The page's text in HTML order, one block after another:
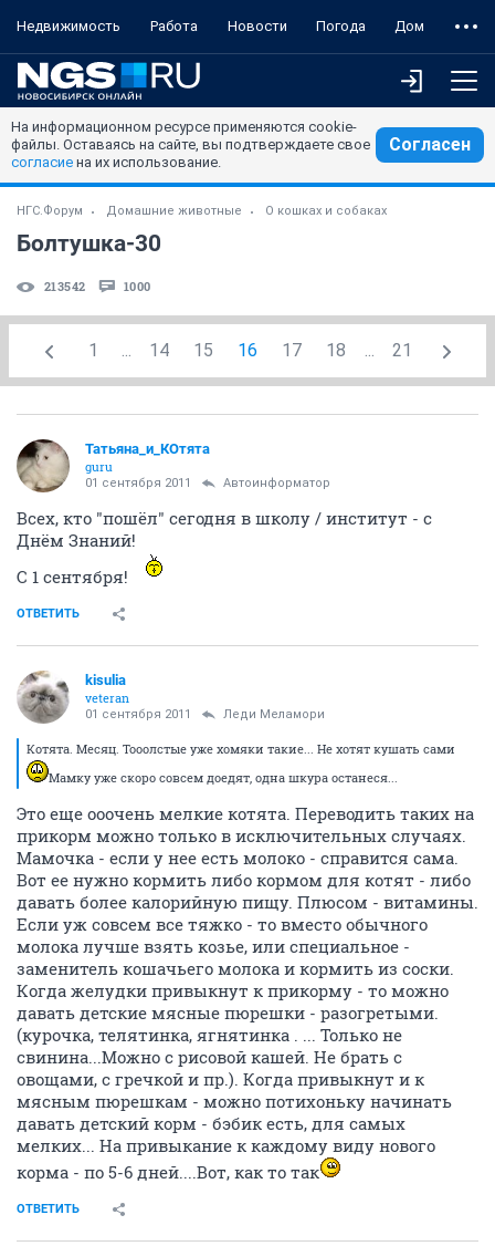
Недвижимость Работа Новости Погода Дом
На информационном ресурсе применяются cookie-
файлы. Оставаясь на сайте, вы подтверждаете свое
согласие на их использование.
Согласен
НГС.Форум Домашние животные О кошках и собаках
Болтушка-30
213542 1000
1 ... 14 15 16 17 18 ... 21
Татьяна_и_КОтята
guru
01 сентября 2011 Автоинформатор
Всех, кто "пошёл" сегодня в школу / институт - с
Днём Знаний!
С 1 сентября!
ОТВЕТИТЬ
kisulia
veteran
01 сентября 2011 Леди Меламори
Котята. Месяц. Тооолстые уже хомяки такие... Не хотят кушать сами
Мамку уже скоро совсем доедят, одна шкура останеся...
Это еще ооочень мелкие котята. Переводить таких на
прикорм можно только в исключительных случаях.
Мамочка - если у нее есть молоко - справится сама.
Вот ее нужно кормить либо кормом для котят - либо
давать более калорийную пищу. Плюсом - витамины.
Если уж совсем все тяжко - то вместо обычного
молока лучше взять козье, или специальное -
заменитель кошачьего молока и кормить из соски.
Когда желудки привыкнут к прикорму - то можно
давать детские мясные пюрешки - разогретыми.
(курочка, телятинка, ягнятинка . ... Только не
свинина...Можно с рисовой кашей. Не брать с
овощами, с гречкой и пр.). Когда привыкнут и к
мясным пюрешкам - можно потихоньку начинать
давать детский корм - бэбик есть, для самых
мелких... На привыкание к каждому виду нового
корма - по 5-6 дней....Вот, как то так
ОТВЕТИТЬ